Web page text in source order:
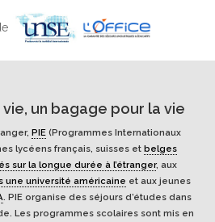
un bagage pour la vie
PIE (Programmes Internationaux
lycéens français, suisses et belges
sur la longue durée à l’étranger, aux
une université américaine et aux jeunes
. PIE organise des séjours d’études dans
Les programmes scolaires sont mis en